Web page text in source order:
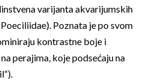
varijanta akvarijumskih
Poznata je po svom
kontrastne boje i
perajima, koje podsećaju na